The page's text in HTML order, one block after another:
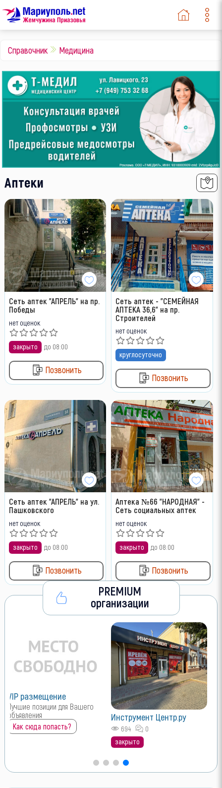
Справочник Медицина
Аптеки
Сеть аптек "АПРЕЛЬ" на пр.
Победы
нет оценок
закрыто до 08:00
Позвонить
Сеть аптек - "СЕМЕЙНАЯ
АПТЕКА 36,6" на пр.
Строителей
нет оценок
круглосуточно
Позвонить
Сеть аптек "АПРЕЛЬ" на ул.
Пашковского
нет оценок
закрыто до 08:00
Позвонить
Аптека №66 "НАРОДНАЯ" -
Сеть социальных аптек
нет оценок
закрыто до 08:00
Позвонить
PREMIUM
организации
VIP размещение
Лучшие позиции для Вашего
объявления
Как сюда попасть?
Инструмент Центр.ру
694
0
закрыто